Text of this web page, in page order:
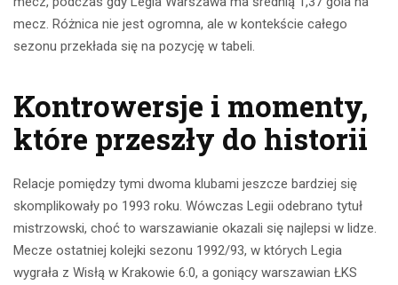
mecz. Różnica nie jest ogromna, ale w kontekście całego
sezonu przekłada się na pozycję w tabeli.
Kontrowersje i momenty,
które przeszły do historii
Relacje pomiędzy tymi dwoma klubami jeszcze bardziej się
skomplikowały po 1993 roku. Wówczas Legii odebrano tytuł
mistrzowski, choć to warszawianie okazali się najlepsi w lidze.
Mecze ostatniej kolejki sezonu 1992/93, w których Legia
wygrała z Wisłą w Krakowie 6:0, a goniący warszawian ŁKS